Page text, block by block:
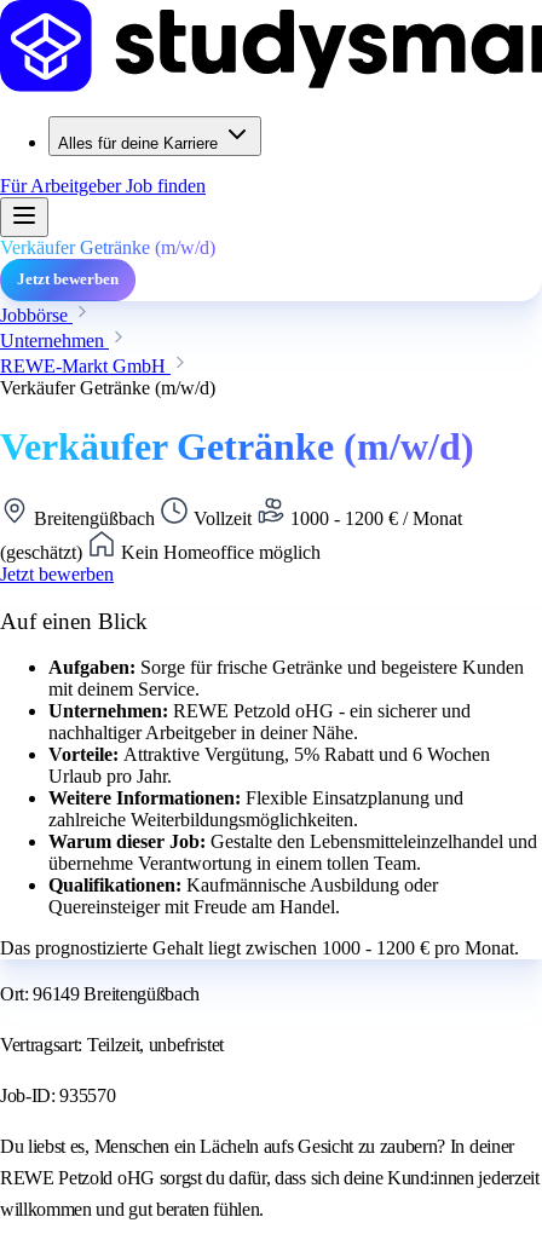
Alles für deine Karriere
Für ArbeitgeberJob finden
Verkäufer Getränke (m/w/d)
Jetzt bewerben
Jobbörse
Unternehmen
REWE-Markt GmbH
Verkäufer Getränke (m/w/d)
Verkäufer Getränke (m/w/d)
Breitengüßbach Vollzeit
1000 - 1200 € / Monat
(geschätzt)
Kein Homeoffice möglich
Jetzt bewerben
Auf einen Blick
Aufgaben: Sorge für frische Getränke und begeistere Kunden
mit deinem Service.
Unternehmen: REWE Petzold oHG - ein sicherer und
nachhaltiger Arbeitgeber in deiner Nähe.
Vorteile: Attraktive Vergütung, 5% Rabatt und 6 Wochen
Urlaub pro Jahr.
Weitere Informationen: Flexible Einsatzplanung und
zahlreiche Weiterbildungsmöglichkeiten.
Warum dieser Job: Gestalte den Lebensmitteleinzelhandel und
übernehme Verantwortung in einem tollen Team.
Qualifikationen: Kaufmännische Ausbildung oder
Quereinsteiger mit Freude am Handel.
Das prognostizierte Gehalt liegt zwischen 1000 - 1200 € pro Monat.
Ort: 96149 Breitengüßbach
Vertragsart: Teilzeit, unbefristet
Job-ID: 935570
Du liebst es, Menschen ein Lächeln aufs Gesicht zu zaubern? In deiner
REWE Petzold oHG sorgst du dafür, dass sich deine Kund:innen jederzeit
willkommen und gut beraten fühlen.